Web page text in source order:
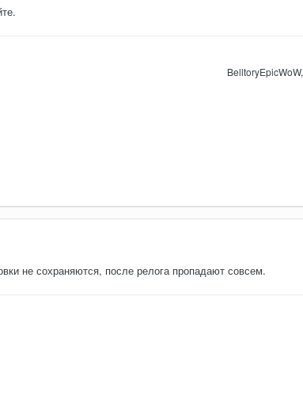
BelltoryEpicWoW,
не сохраняются, после релога пропадают совсем.